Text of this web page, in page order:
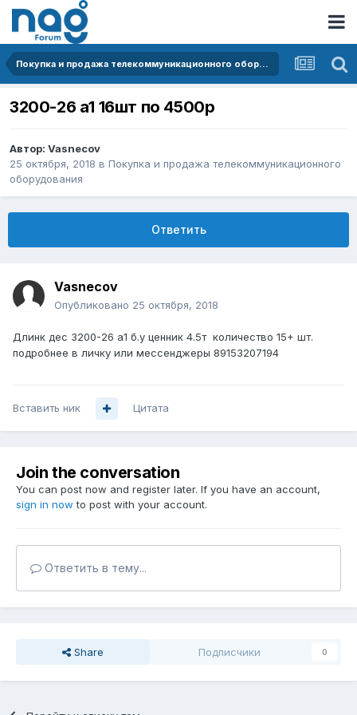
Покупка и продажа телекоммуникационного оборудования
3200-26 а1 16шт по 4500р
Автор: Vasnecov
25 октября, 2018 в Покупка и продажа телекоммуникационного
оборудования
Ответить
Vasnecov
Опубликовано 25 октября, 2018
Длинк дес 3200-26 а1 б.у ценник 4.5т количество 15+ шт.
подробнее в личку или мессенджеры 89153207194
Вставить ник Цитата
Join the conversation
You can post now and register later. If you have an account,
sign in now to post with your account.
Ответить в тему...
Share Подписчики 0